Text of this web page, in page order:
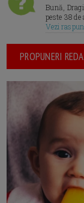
Bună,
peste 38
Vezi
PROPUNERI